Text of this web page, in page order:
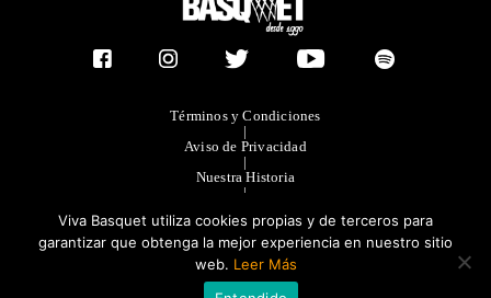
Términos y Condiciones
|
Aviso de Privacidad
|
Nuestra Historia
|
|
Publicidad
®TODOS LOS DERECHOS RESERVADOS 2023. GRUPO OLIMPIA
Viva Basquet utiliza cookies propias y de terceros para
garantizar que obtenga la mejor experiencia en nuestro sitio
web. Leer Más